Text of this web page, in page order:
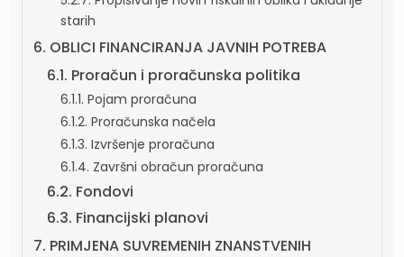
starih
6. OBLICI FINANCIRANJA JAVNIH POTREBA
6.1. Proračun i proračunska politika
6.1.1. Pojam proračuna
6.1.2. Proračunska načela
6.1.3. Izvršenje proračuna
6.1.4. Završni obračun proračuna
6.2. Fondovi
6.3. Financijski planovi
7. PRIMJENA SUVREMENIH ZNANSTVENIH